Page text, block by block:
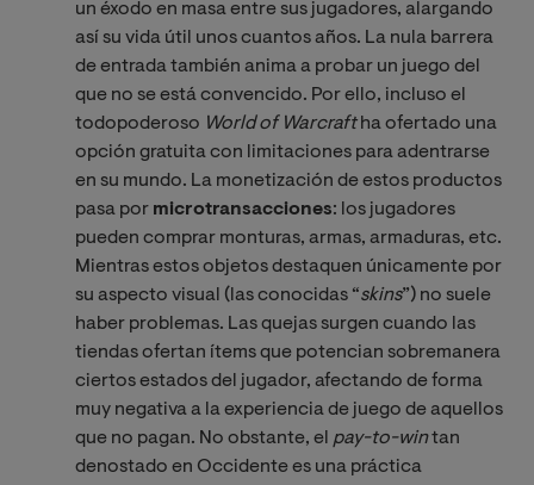
un éxodo en masa entre sus jugadores, alargando
así su vida útil unos cuantos años. La nula barrera
de entrada también anima a probar un juego del
que no se está convencido. Por ello, incluso el
todopoderoso World of Warcraftha ofertado una
opción gratuita con limitaciones para adentrarse
en su mundo. La monetización de estos productos
pasa por microtransacciones: los jugadores
pueden comprar monturas, armas, armaduras, etc.
Mientras estos objetos destaquen únicamente por
su aspecto visual (las conocidas “skins”) no suele
haber problemas. Las quejas surgen cuando las
tiendas ofertan ítems que potencian sobremanera
ciertos estados del jugador, afectando de forma
muy negativa a la experiencia de juego de aquellos
que no pagan. No obstante, el pay-to-win tan
denostado en Occidente es una práctica